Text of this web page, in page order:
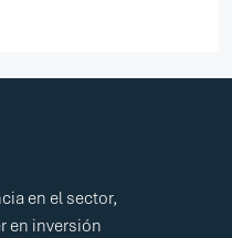
en el sector,
en inversión